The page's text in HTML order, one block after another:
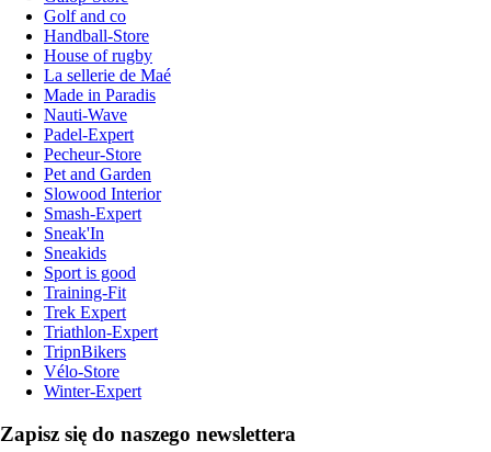
Golf and co
Handball-Store
House of rugby
La sellerie de Maé
Made in Paradis
Nauti-Wave
Padel-Expert
Pecheur-Store
Pet and Garden
Slowood Interior
Smash-Expert
Sneak'In
Sneakids
Sport is good
Training-Fit
Trek Expert
Triathlon-Expert
TripnBikers
Vélo-Store
Winter-Expert
Zapisz się do naszego newslettera